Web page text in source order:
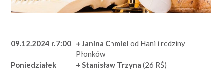
09.12.2024 r.
Poniedziałek
7:00 + Janina Chmiel od Hani i rodziny
Płonków
+ Stanisław Trzyna (26 RŚ)